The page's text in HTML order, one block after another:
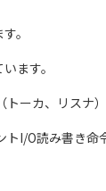
。
ます。
ーカ、リスナ）
I/O読み書き